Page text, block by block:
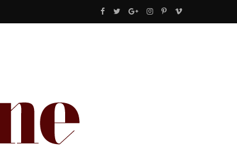
F T G I P V